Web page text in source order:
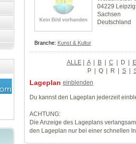
04229 Leipzig
Sachsen
Deutschland
Branche: Kunst & Kultur
ALLE| A | B | C | D | E
P| Q | R | S |
Lageplan einblenden
Du kannst den Lageplan jederzeit
ACHTUNG:
Die Anzeige des Lageplans
den Lageplan nur bei einer schnellen